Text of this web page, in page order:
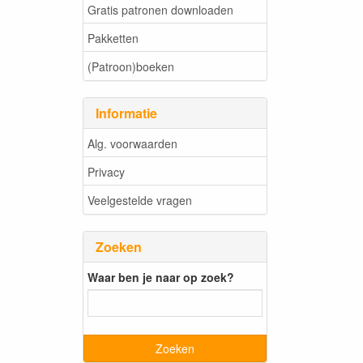
Gratis patronen downloaden
Pakketten
(Patroon)boeken
Informatie
Alg. voorwaarden
Privacy
Veelgestelde vragen
Zoeken
Waar ben je naar op zoek?